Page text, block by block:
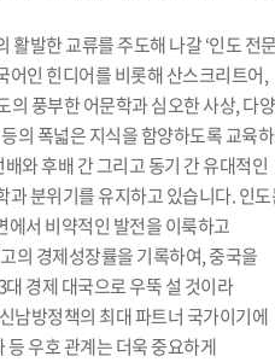
활발한 교류를 주도해 나갈 ‘인도 전
어인 힌디어를 비롯해 산스크리트어,
의 풍부한 어문학과 심오한 사상, 다
의 폭넓은 지식을 함양하도록 교육
와 후배 간 그리고 동기 간 유대적인
과 분위기를 유지하고 있습니다. 인
서 비약적인 발전을 이룩하고
의 경제성장률을 기록하여, 중국을
경제 대국으로 우뚝 설 것이라
남방정책의 최대 파트너 국가이기에
등 우호 관계는 더욱 중요하게